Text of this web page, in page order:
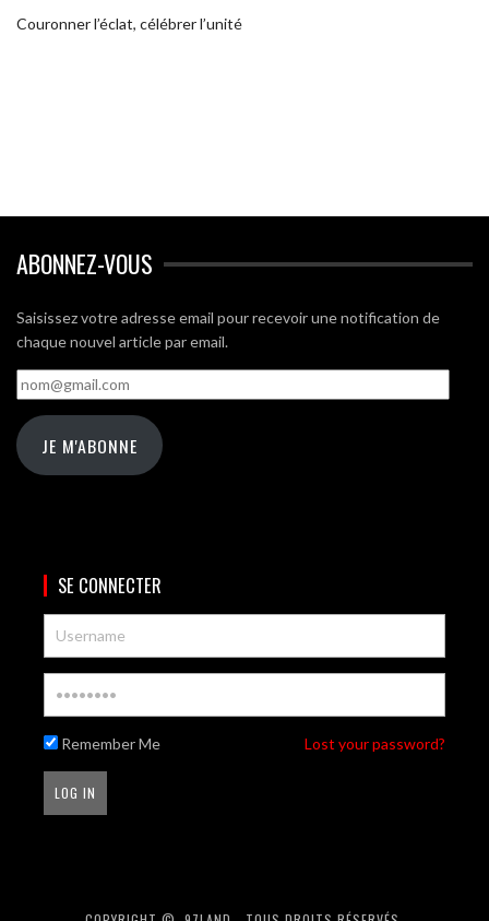
Couronner l’éclat, célébrer l’unité
ABONNEZ-VOUS
Saisissez votre adresse email pour recevoir une notification de
chaque nouvel article par email.
nom@gmail.com
JE M'ABONNE
SE CONNECTER
Remember Me Lost your password?